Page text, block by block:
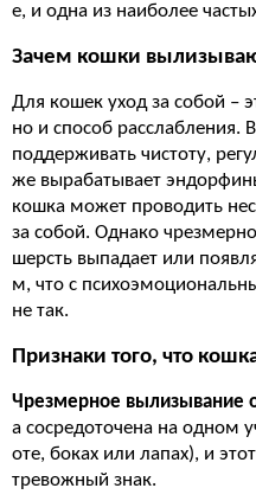
е, и одна из наиболее
Зачем кошки
Для кошек уход за собой –
но и способ
поддерживать чистоту,
же вырабатывает
кошка может проводить
за собой. Однако
шерсть выпадает или
м, что с
не так.
Признаки того, что
Чрезмерное вылизывание
а сосредоточена на одном
оте, боках или лапах), и
тревожный знак.